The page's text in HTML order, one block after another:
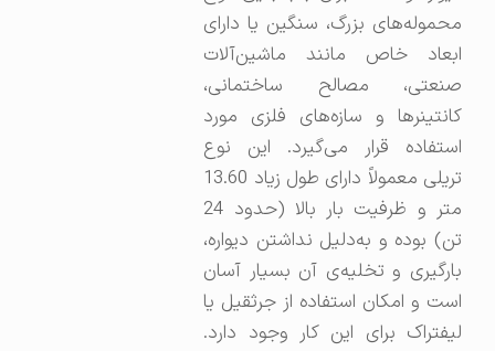
محموله‌های بزرگ، سنگین یا دارای
ابعاد خاص مانند ماشین‌آلات
صنعتی، مصالح ساختمانی،
کانتینرها و سازه‌های فلزی مورد
استفاده قرار می‌گیرد. این نوع
تریلی معمولاً دارای طول زیاد 13.60
متر و ظرفیت بار بالا (حدود 24
تن) بوده و به‌دلیل نداشتن دیواره،
بارگیری و تخلیه‌ی آن بسیار آسان
است و امکان استفاده از جرثقیل یا
لیفتراک برای این کار وجود دارد.